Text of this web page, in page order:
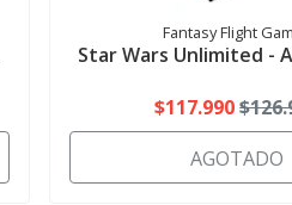
Fantasy Flight
Star Wars Unlimited -
$117.990
AGOTADO